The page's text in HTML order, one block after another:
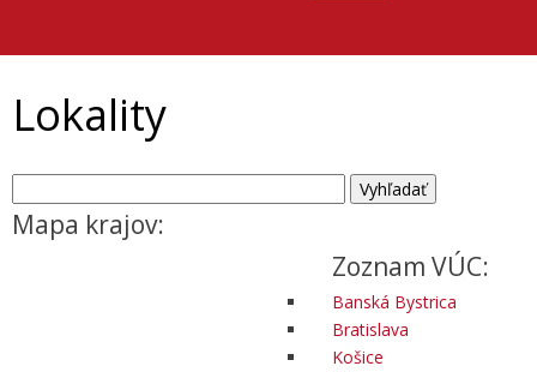
Lokality
Mapa krajov:
Zoznam VÚC:
Banská Bystrica
Bratislava
Košice